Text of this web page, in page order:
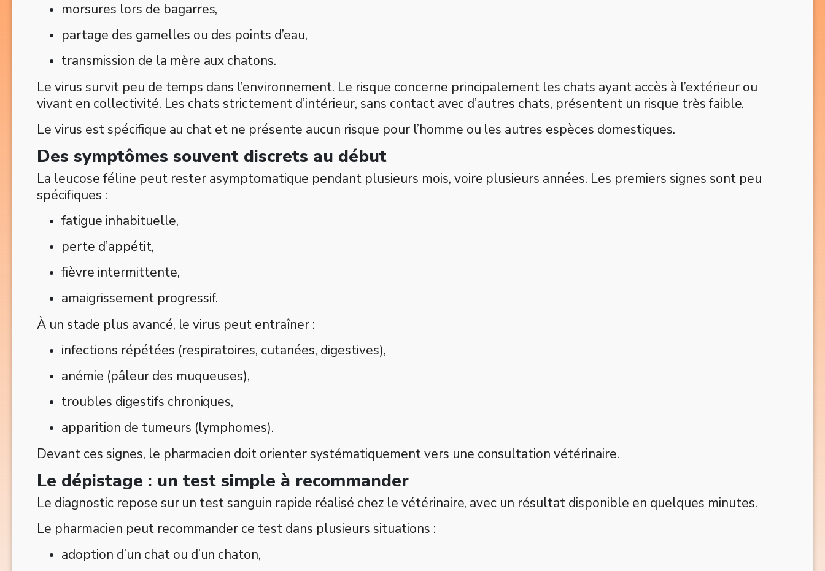
morsures lors de bagarres,
partage des gamelles ou des points d’eau,
transmission de la mère aux chatons.
Le virus survit peu de temps dans l’environnement. Le risque concerne principalement les chats ayant accès à l’extérieur ou
vivant en collectivité. Les chats strictement d’intérieur, sans contact avec d’autres chats, présentent un risque très faible.
Le virus est spécifique au chat et ne présente aucun risque pour l’homme ou les autres espèces domestiques.
Des symptômes souvent discrets au début
La leucose féline peut rester asymptomatique pendant plusieurs mois, voire plusieurs années. Les premiers signes sont peu
spécifiques :
fatigue inhabituelle,
perte d’appétit,
fièvre intermittente,
amaigrissement progressif.
À un stade plus avancé, le virus peut entraîner :
infections répétées (respiratoires, cutanées, digestives),
anémie (pâleur des muqueuses),
troubles digestifs chroniques,
apparition de tumeurs (lymphomes).
Devant ces signes, le pharmacien doit orienter systématiquement vers une consultation vétérinaire.
Le dépistage : un test simple à recommander
Le diagnostic repose sur un test sanguin rapide réalisé chez le vétérinaire, avec un résultat disponible en quelques minutes.
Le pharmacien peut recommander ce test dans plusieurs situations :
adoption d’un chat ou d’un chaton,